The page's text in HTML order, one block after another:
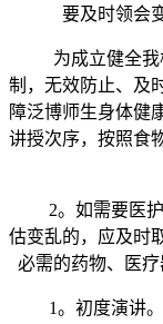
要及时领会
为成立健全我
制，无效防止、及
障泛博师生身体健
讲授次序，按照食
2。如需要医护
估变乱的，应及时
必需的药物、医疗
1。初度演讲。